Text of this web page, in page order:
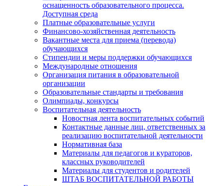
оснащенность образовательного процесса.
Доступная среда
Платные образовательные услуги
Финансово-хозяйственная деятельность
Вакантные места для приема (перевода)
обучающихся
Стипендии и меры поддержки обучающихся
Международные отношения
Организация питания в образовательной
организации
Образовательные стандарты и требования
Олимпиады, конкурсы
Воспитательная деятельность
Новостная лента воспитательных событий
Контактные данные лиц, ответственных за
реализацию воспитательной деятельности
Нормативная база
Материалы для педагогов и кураторов,
классных руководителей
Материалы для студентов и родителей
ШТАБ ВОСПИТАТЕЛЬНОЙ РАБОТЫ